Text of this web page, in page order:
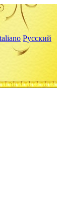
Русский